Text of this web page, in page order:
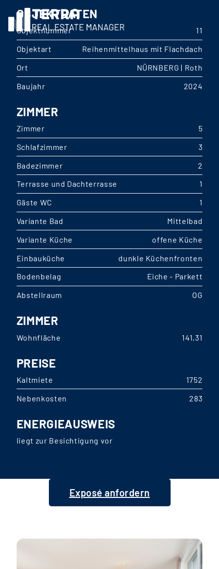
OBJEKTDATEN
Objektnummer
11
Objektart
Reihenmittelhaus mit Flachdach
Ort
NÜRNBERG | Roth
Baujahr
2024
ZIMMER
Zimmer
5
Schlafzimmer
3
Badezimmer
2
Terrasse und Dachterrasse
1
Gäste WC
1
Variante Bad
Mittelbad
Variante Küche
offene Küche
Einbauküche
dunkle Küchenfronten
Bodenbelag
Eiche - Parkett
Abstellraum
OG
ZIMMER
Wohnfläche 141,31
PREISE
Kaltmiete
1752
Nebenkosten
283
ENERGIEAUSWEIS
liegt zur Besichtigung vor
Exposé anfordern